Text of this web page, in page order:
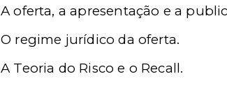
A oferta, a apresentação e a
O regime jurídico da oferta.
A Teoria do Risco e o Recall.